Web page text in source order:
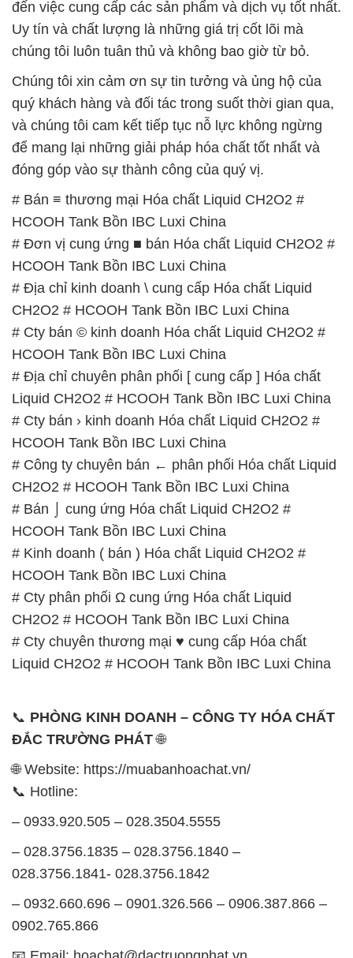
đến việc cung cấp các sản phẩm và dịch vụ tốt nhất.
Uy tín và chất lượng là những giá trị cốt lõi mà
chúng tôi luôn tuân thủ và không bao giờ từ bỏ.
Chúng tôi xin cảm ơn sự tin tưởng và ủng hộ của
quý khách hàng và đối tác trong suốt thời gian qua,
và chúng tôi cam kết tiếp tục nỗ lực không ngừng
để mang lại những giải pháp hóa chất tốt nhất và
đóng góp vào sự thành công của quý vị.
# Bán ≡ thương mại Hóa chất Liquid CH2O2 #
HCOOH Tank Bồn IBC Luxi China
# Đơn vị cung ứng ■ bán Hóa chất Liquid CH2O2 #
HCOOH Tank Bồn IBC Luxi China
# Địa chỉ kinh doanh \ cung cấp Hóa chất Liquid
CH2O2 # HCOOH Tank Bồn IBC Luxi China
# Cty bán © kinh doanh Hóa chất Liquid CH2O2 #
HCOOH Tank Bồn IBC Luxi China
# Địa chỉ chuyên phân phối [ cung cấp ] Hóa chất
Liquid CH2O2 # HCOOH Tank Bồn IBC Luxi China
# Cty bán › kinh doanh Hóa chất Liquid CH2O2 #
HCOOH Tank Bồn IBC Luxi China
# Công ty chuyên bán ← phân phối Hóa chất Liquid
CH2O2 # HCOOH Tank Bồn IBC Luxi China
# Bán ⌡ cung ứng Hóa chất Liquid CH2O2 #
HCOOH Tank Bồn IBC Luxi China
# Kinh doanh ( bán ) Hóa chất Liquid CH2O2 #
HCOOH Tank Bồn IBC Luxi China
# Cty phân phối Ω cung ứng Hóa chất Liquid
CH2O2 # HCOOH Tank Bồn IBC Luxi China
# Cty chuyên thương mại ♥ cung cấp Hóa chất
Liquid CH2O2 # HCOOH Tank Bồn IBC Luxi China
📞 PHÒNG KINH DOANH – CÔNG TY HÓA CHẤT
ĐẮC TRƯỜNG PHÁT🌐
🌐 Website: https://muabanhoachat.vn/
📞 Hotline:
– 0933.920.505 – 028.3504.5555
– 028.3756.1835 – 028.3756.1840 –
028.3756.1841- 028.3756.1842
– 0932.660.696 – 0901.326.566 – 0906.387.866 –
0902.765.866